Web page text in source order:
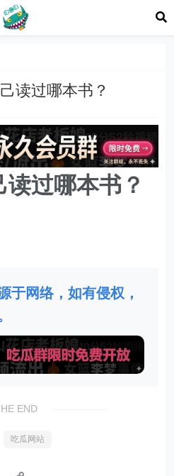
读过哪本书？
过哪本书？
于网络，如有侵权，
END
吃瓜网站